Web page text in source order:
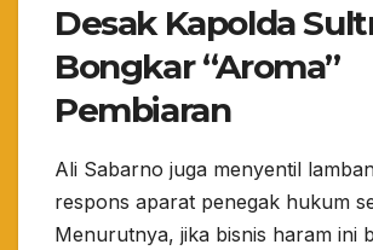
Desak Kapolda
Bongkar “Aroma”
Pembiaran
​Ali Sabarno juga menyentil
respons aparat penegak hukum
Menurutnya, jika bisnis haram ini